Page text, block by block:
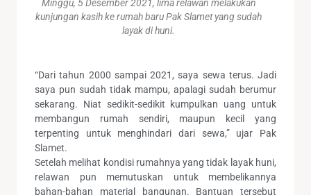
Minggu, 5 Desember 2021, lima relawan melakukan
kunjungan kasih ke rumah baru Pak Slamet yang sudah
layak di huni.
“Dari tahun 2000 sampai 2021, saya sewa terus. Jadi
saya pun sudah tidak mampu, apalagi sudah berumur
sekarang. Niat sedikit-sedikit kumpulkan uang untuk
membangun rumah sendiri, maupun kecil yang
terpenting untuk menghindari dari sewa,” ujar Pak
Slamet.
Setelah melihat kondisi rumahnya yang tidak layak huni,
relawan pun memutuskan untuk membelikannya
bahan-bahan material bangunan. Bantuan tersebut